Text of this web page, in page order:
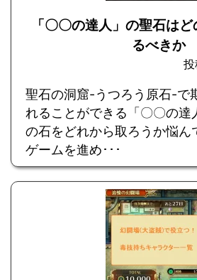
「〇〇の達人」の聖石は
るべきか
聖石の洞窟-うつろう原石-で
れることができる「〇〇の達
の石をどれから取ろうか悩ん
ゲームを進め･･･